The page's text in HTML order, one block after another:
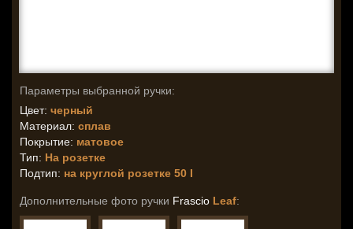
Параметры выбранной ручки:
Цвет: черный
Материал: сплав
Покрытие: матовое
Тип: На розетке
Подтип: на круглой розетке 50 I
Дополнительные фото ручки Frascio Leaf: